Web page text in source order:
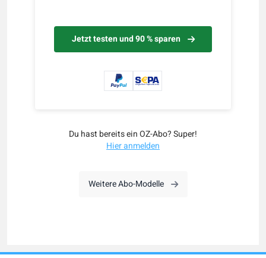
Jetzt testen und 90 % sparen
Du hast bereits ein OZ-Abo? Super!
Hier anmelden
Weitere Abo-Modelle